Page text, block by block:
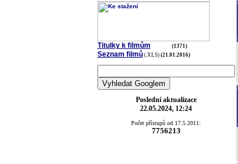
Titulky k filmům (1371)
Seznam filmů (.XLS) (21.01.2016)
Poslední aktualizace
22.05.2024, 12:24
Počet přístupů od 17.5.2011:
7756213